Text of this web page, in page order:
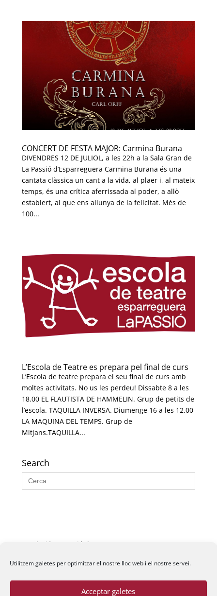
Utilitzem galetes per optimitzar el nostre lloc web i el nostre servei.
Acceptar galetes
CONCERT DE FESTA MAJOR: Carmina Burana
DIVENDRES 12 DE JULIOL, a les 22h a la Sala Gran de
La Passió d’Esparreguera Carmina Burana és una
cantata clàssica un cant a la vida, al plaer i, al mateix
temps, és una crítica aferrissada al poder, a allò
establert, al que ens allunya de la felicitat. Més de
100...
L’Escola de Teatre es prepara pel final de curs
L’Escola de teatre prepara el seu final de curs amb
moltes activitats. No us les perdeu! Dissabte 8 a les
18.00 EL FLAUTISTA DE HAMMELIN. Grup de petits de
l’escola. TAQUILLA INVERSA. Diumenge 16 a les 12.00
LA MAQUINA DEL TEMPS. Grup de
Mitjans.TAQUILLA...
Search
Search
for:
Fundació La Passió d’Esparreguera, 2026